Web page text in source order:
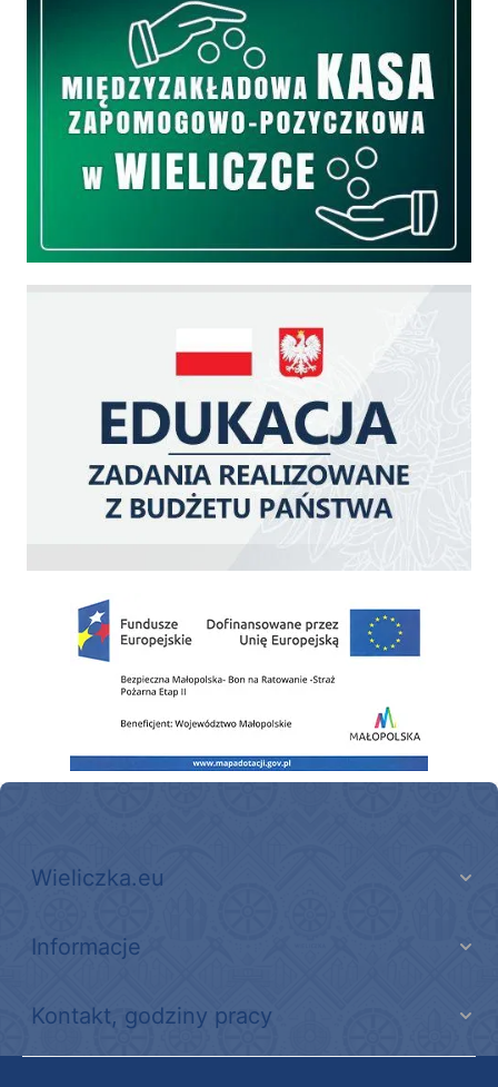
Zakup fabrycznie nowego, średniego samochodu ratowniczo-gaśniczego z
Wieliczka.eu
Informacje
Kontakt, godziny pracy